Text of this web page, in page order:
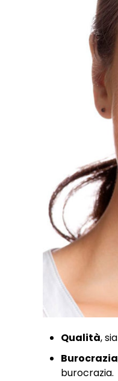
Qualità,
Burocrazia
burocrazia.